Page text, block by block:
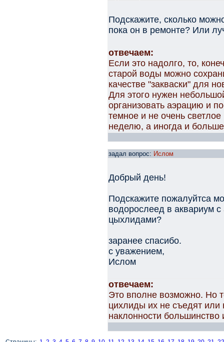
Подскажите, сколько
пока он в ремонте? Или
отвечаем:
Если это надолго, то,
старой воды можно
качестве "закваски" для
Для этого нужен
организовать аэрацию и
темное и не очень
неделю, а иногда и
задал вопрос: Ислом
Добрый день!
Подскажите пожалуйтса
водорослеед в аквариум
цыхлидами?
заранее спасибо.
с уважением,
Ислом
отвечаем:
Это вполне возможно. Но
цихлиды их не съедят или
наклонности большинство